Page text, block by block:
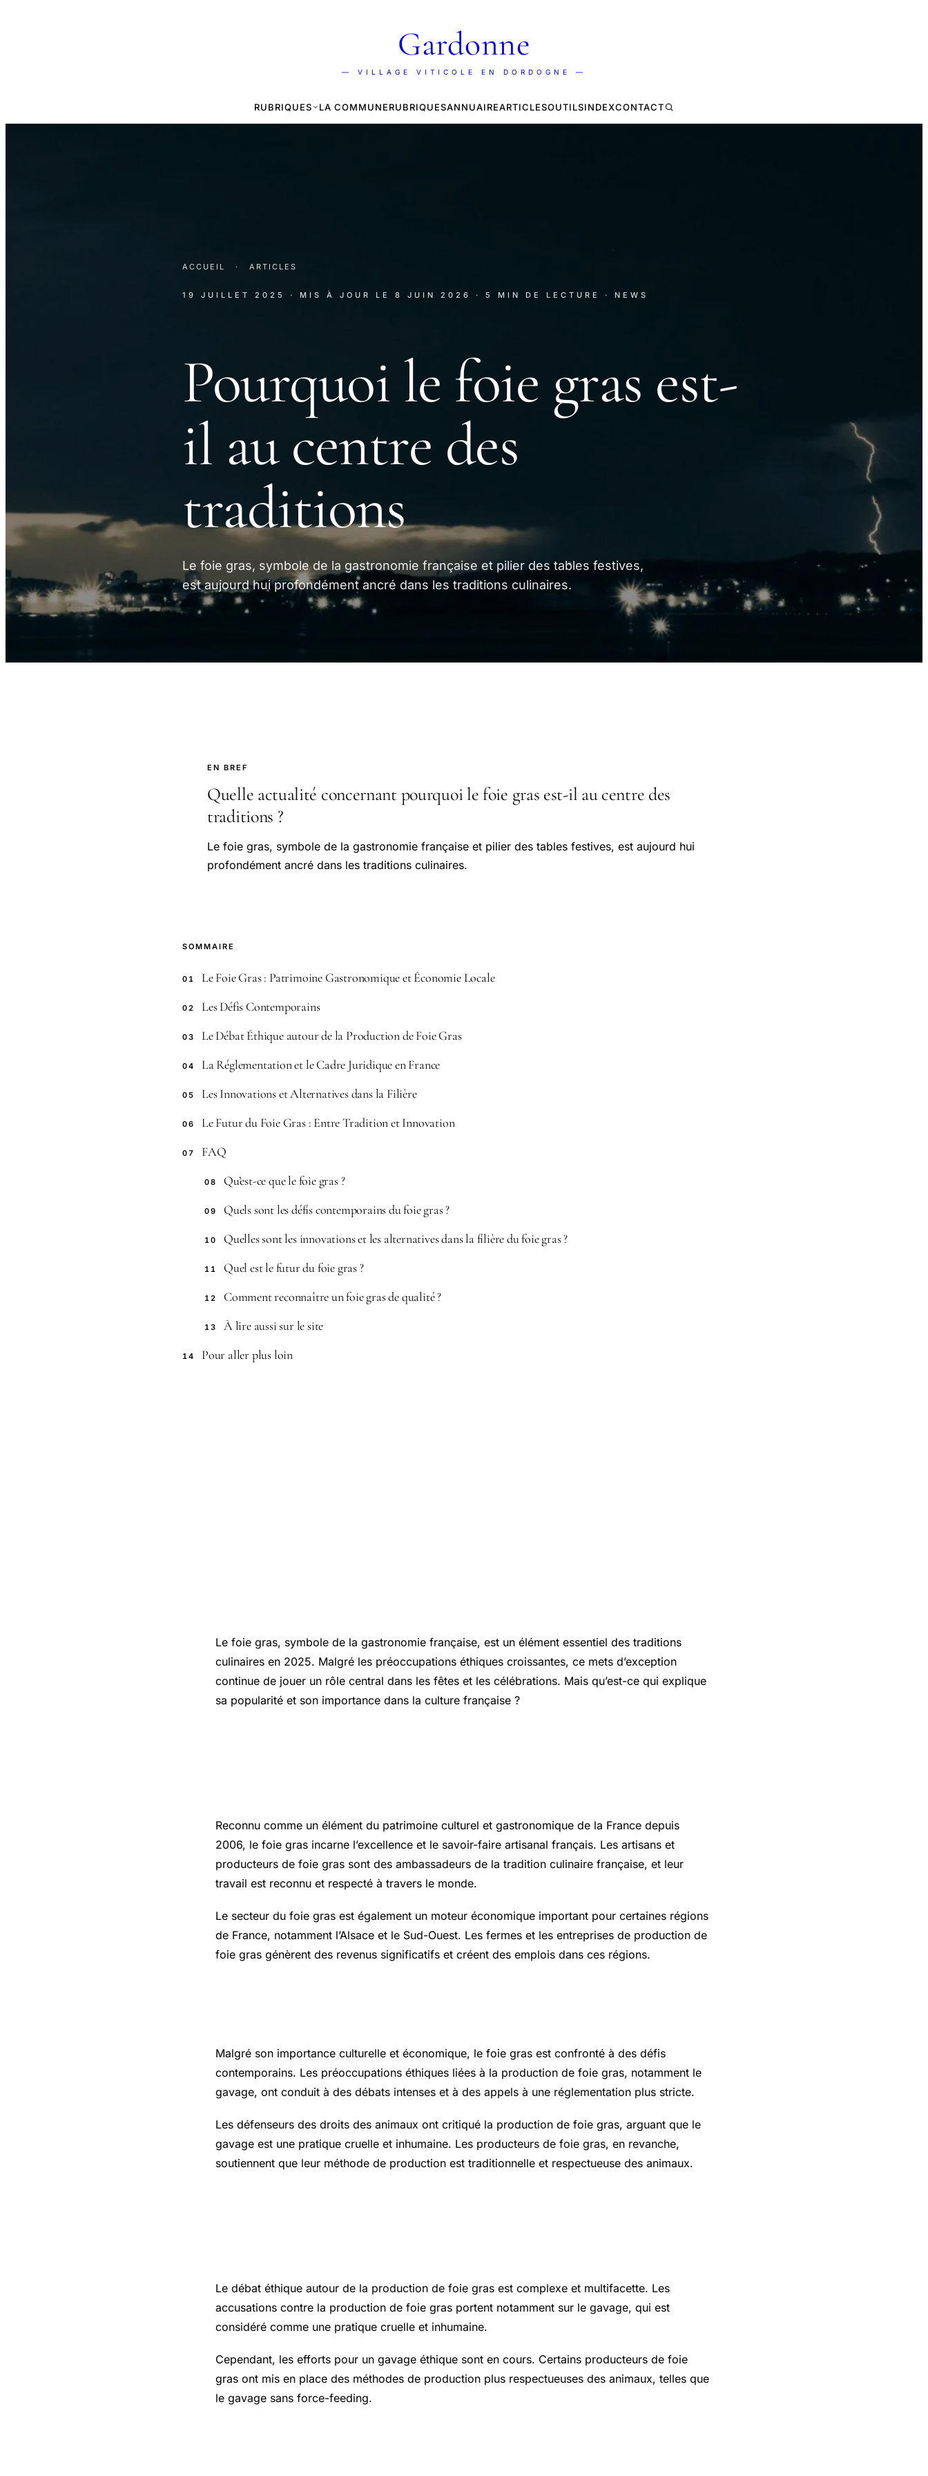
Gardonne
— VILLAGE VITICOLE EN DORDOGNE —
RUBRIQUES LA COMMUNERUBRIQUESANNUAIREARTICLESOUTILSINDEXCONTACT
ACCUEIL · ARTICLES
19 JUILLET 2025 · MIS À JOUR LE 8 JUIN 2026 · 5 MIN DE LECTURE · NEWS
Pourquoi le foie gras est-
il au centre des
traditions
Le foie gras, symbole de la gastronomie française et pilier des tables festives,
est aujourd hui profondément ancré dans les traditions culinaires.
EN BREF
Quelle actualité concernant pourquoi le foie gras est-il au centre des
traditions ?
Le foie gras, symbole de la gastronomie française et pilier des tables festives, est aujourd hui
profondément ancré dans les traditions culinaires.
SOMMAIRE
01 Le Foie Gras : Patrimoine Gastronomique et Économie Locale
02 Les Défis Contemporains
03 Le Débat Éthique autour de la Production de Foie Gras
04 La Réglementation et le Cadre Juridique en France
05 Les Innovations et Alternatives dans la Filière
06 Le Futur du Foie Gras : Entre Tradition et Innovation
07 FAQ
08 Qu’est-ce que le foie gras ?
09 Quels sont les défis contemporains du foie gras ?
10 Quelles sont les innovations et les alternatives dans la filière du foie gras ?
11 Quel est le futur du foie gras ?
12 Comment reconnaître un foie gras de qualité ?
13 À lire aussi sur le site
14 Pour aller plus loin
Le foie gras, symbole de la gastronomie française, est un élément essentiel des traditions
culinaires en 2025. Malgré les préoccupations éthiques croissantes, ce mets d’exception
continue de jouer un rôle central dans les fêtes et les célébrations. Mais qu’est-ce qui explique
sa popularité et son importance dans la culture française ?
Reconnu comme un élément du patrimoine culturel et gastronomique de la France depuis
2006, le foie gras incarne l’excellence et le savoir-faire artisanal français. Les artisans et
producteurs de foie gras sont des ambassadeurs de la tradition culinaire française, et leur
travail est reconnu et respecté à travers le monde.
Le secteur du foie gras est également un moteur économique important pour certaines régions
de France, notamment l’Alsace et le Sud-Ouest. Les fermes et les entreprises de production de
foie gras génèrent des revenus significatifs et créent des emplois dans ces régions.
Malgré son importance culturelle et économique, le foie gras est confronté à des défis
contemporains. Les préoccupations éthiques liées à la production de foie gras, notamment le
gavage, ont conduit à des débats intenses et à des appels à une réglementation plus stricte.
Les défenseurs des droits des animaux ont critiqué la production de foie gras, arguant que le
gavage est une pratique cruelle et inhumaine. Les producteurs de foie gras, en revanche,
soutiennent que leur méthode de production est traditionnelle et respectueuse des animaux.
Le débat éthique autour de la production de foie gras est complexe et multifacette. Les
accusations contre la production de foie gras portent notamment sur le gavage, qui est
considéré comme une pratique cruelle et inhumaine.
Cependant, les efforts pour un gavage éthique sont en cours. Certains producteurs de foie
gras ont mis en place des méthodes de production plus respectueuses des animaux, telles que
le gavage sans force-feeding.